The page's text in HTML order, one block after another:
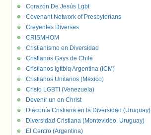
Corazón De Jesús Lgbt
Covenant Network of Presbyterians
Creyentes Diverses
CRISMHOM
Cristianismo en Diversidad
Cristianos Gays de Chile
Cristianos lgttbiq Argentina (ICM)
Cristianos Unitarios (Mexico)
Cristo LGBTI (Venezuela)
Devenir un en Christ
Diaconía Cristiana en la Diversidad (Uruguay)
Diversidad Cristiana (Montevideo, Uruguay)
El Centro (Argentina)